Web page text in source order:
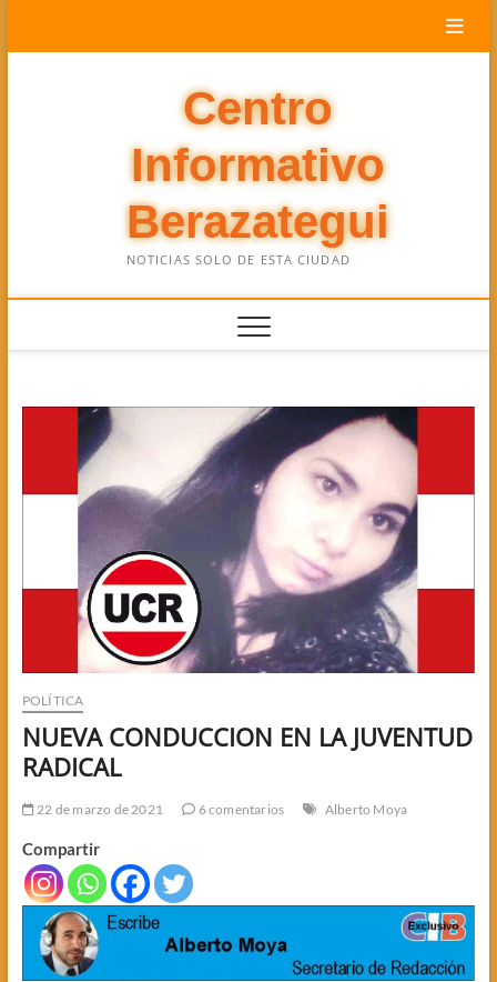
Centro
Informativo
Berazategui
NOTICIAS SOLO DE ESTA CIUDAD
POLÍTICA
NUEVA CONDUCCION EN LA JUVENTUD
RADICAL
22 de marzo de 2021 6 comentarios Alberto Moya
Compartir